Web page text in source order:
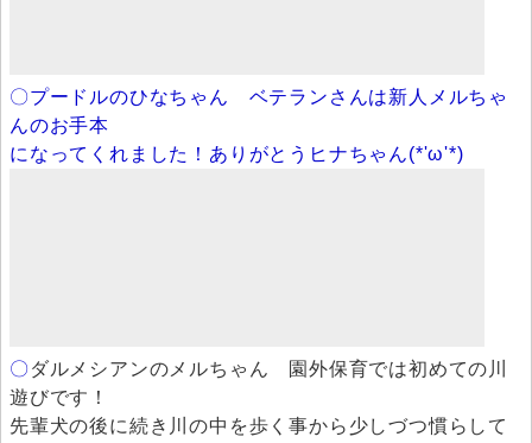
〇プードルのひなちゃん ベテランさんは新人メルちゃ
んのお手本
になってくれました！ありがとうヒナちゃん(*'ω'*)
〇 ダルメシアンのメルちゃん 園外保育では初めての川
遊びです！
先輩犬の後に続き川の中を歩く事から少しづつ慣らして